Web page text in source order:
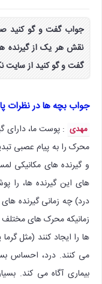
نقش هر یک از گیرنده
گفت و گو کنید از سایت
جواب بچه ها در نظرات
مهدی : پوست ما، دارای
محرک را به پیام عصبی
و گیرنده های مکانیکی
های این گیرنده ها، را
درد) چه زمانی گیرنده
زمانیکه محرک های
ها را ایجاد کنند (مثل
می کنند. درد، احساس
بیماری آگاه می کند.